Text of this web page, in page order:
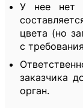
У нее нет
цвета (но
с
заказчика
орган.